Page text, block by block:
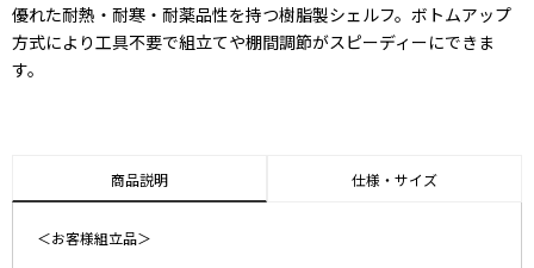
優れた耐熱・耐寒・耐薬品性を持つ樹脂製シェルフ。ボトムアップ
方式により工具不要で組立てや棚間調節がスピーディーにできま
す。
商品説明 仕様・サイズ
＜お客様組立品＞